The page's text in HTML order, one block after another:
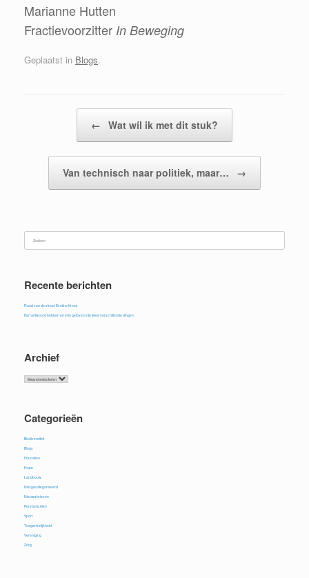
Marianne Hutten
Fractievoorzitter In Beweging
Geplaatst in Blogs.
← Wat wíl ik met dit stuk?
Van technisch naar politiek, maar… →
Zoeken
Recente berichten
Raad van de straat, Eveline Kroes
Een antwoord hebben en erin geloven zijn twee verschillende dingen
Archief
Categorieën
Biodiversiteit
Blogs
Education
Hope
Landbouw
Niet gecategoriseerd
Nieuwsbrieven
Persberichten
Sport
Toegankelijkheid
Vereniging
Zorg